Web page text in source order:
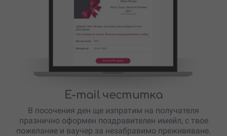
E-mail честитка
В посочения ден ще изпратим на получателя
празнично оформен поздравителен имейл, с твое
пожелание и ваучер за незабравимо преживяване.